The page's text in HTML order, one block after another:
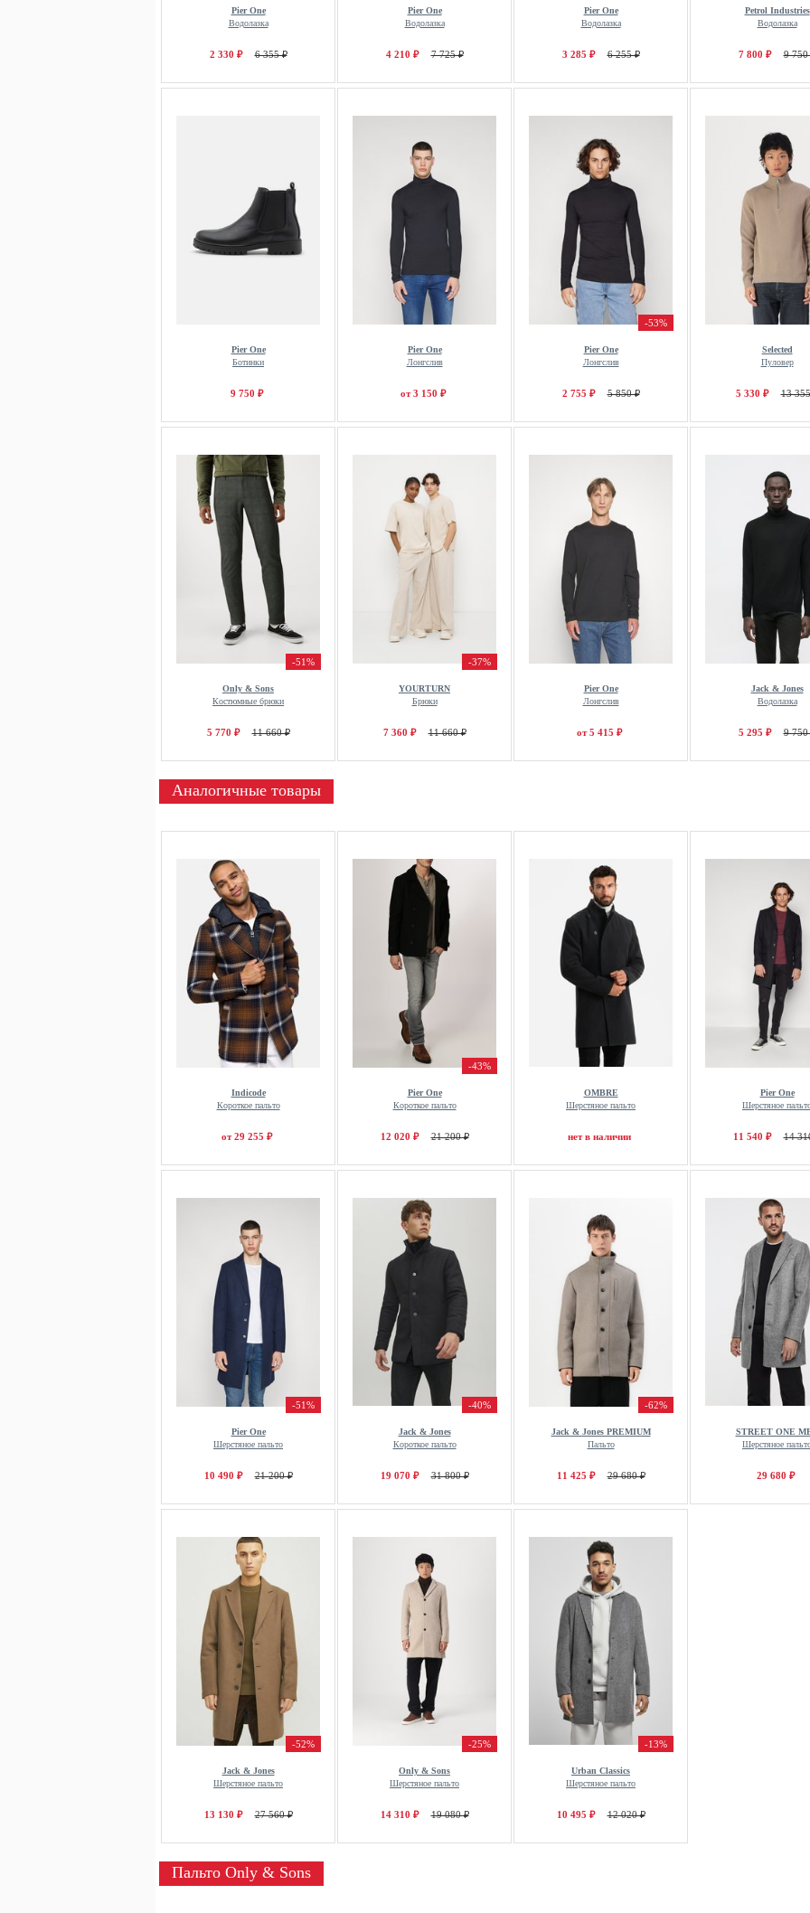
Pier One
Водолазка
2 330 ₽ 6 355 ₽
Pier One
Водолазка
4 210 ₽ 7 725 ₽
Pier One
Водолазка
3 285 ₽ 6 255 ₽
Petrol Industries
Водолазка
7 800 ₽ 9 750
Pier One
Ботинки
9 750 ₽
Pier One
Лонгслив
от 3 150 ₽
-53%
Pier One
Лонгслив
2 755 ₽ 5 850 ₽
Selected
Пуловер
5 330 ₽ 13
-51%
Only & Sons
Костюмные брюки
5 770 ₽ 11 660 ₽
-37%
YOURTURN
Брюки
7 360 ₽ 11 660 ₽
Pier One
Лонгслив
от 5 415 ₽
Jack & Jones
Водолазка
5 295 ₽ 9 750
Аналогичные товары
Indicode
Короткое пальто
от 29 255 ₽
-43%
Pier One
Короткое пальто
12 020 ₽ 21 200 ₽
OMBRE
Шерстяное пальто
нет в наличии
Pier One
Шерстяное
11 540 ₽ 14
-51%
Pier One
Шерстяное пальто
10 490 ₽ 21 200 ₽
-40%
Jack & Jones
Короткое пальто
19 070 ₽ 31 800 ₽
-62%
Jack & Jones PREMIUM
Пальто
11 425 ₽ 29 680 ₽
STREET ONE
Шерстяное
29 680 ₽
-52%
Jack & Jones
Шерстяное пальто
13 130 ₽ 27 560 ₽
-25%
Only & Sons
Шерстяное пальто
14 310 ₽ 19 080 ₽
-13%
Urban Classics
Шерстяное пальто
10 495 ₽ 12 020 ₽
Пальто Only & Sons